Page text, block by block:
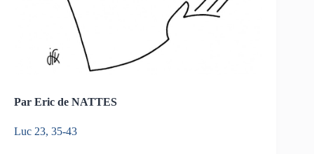
Par Eric de NATTES
Luc 23, 35-43